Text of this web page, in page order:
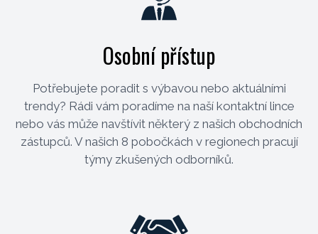
Osobní přístup
Potřebujete poradit s výbavou nebo aktuálními
trendy? Rádi vám poradíme na naší kontaktní lince
nebo vás může navštívit některý z našich obchodních
zástupců. V našich 8 pobočkách v regionech pracují
týmy zkušených odborníků.